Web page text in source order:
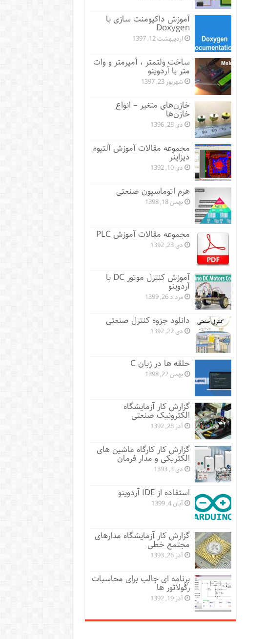
آموزش داکیومنت سازی با
Doxygen
اردیبهشت 12, 1397
ساخت ولتمتر ، آمپرمتر و وات
متر با آردوینو
شهریور 23, 1397
خازن‌های متغیر – انواع
خازن‌ها
دی 28, 1396
مجموعه مقالات آموزش آلتیوم
دیزاینر
دی 10, 1392
هرم اتوماسیون صنعتی
بهمن 18, 1398
مجموعه مقالات آموزش PLC
دی 23, 1392
آموزش کنترل موتور DC با
آردوینو
مرداد 26, 1399
دانلود جزوه کنترل صنعتی
دی 22, 1392
حلقه ها در زبان C
بهمن 22, 1398
گزارش کار آزمایشگاه
الکترونیک صنعتی
آذر 28, 1392
گزارش کار کارگاه ماشین های
الکتریکی و مدار فرمان
دی 3, 1393
استفاده از IDE آردوینو
آبان 4, 1399
گزارش کار آزمایشگاه مدارهای
مجتمع خطی
آذر 26, 1393
برنامه ای جالب برای محاسبات
رگولاتور ها
آذر 19, 1392